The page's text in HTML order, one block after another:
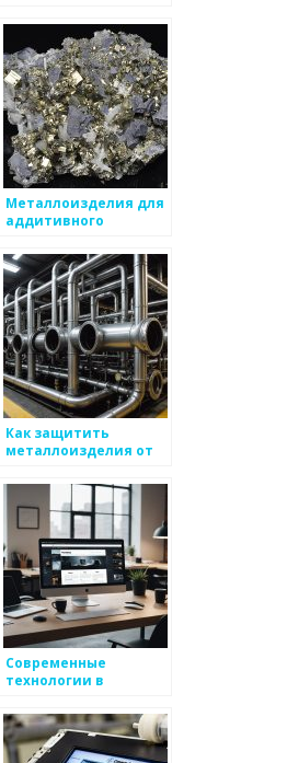
изделий
Металлоизделия для
аддитивного
Как защитить
металлоизделия от
повреждений
Современные
технологии в
металлоизделий